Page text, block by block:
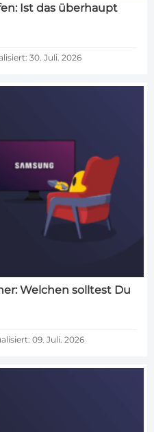
Ist das überhaupt
30. Juli. 2026
Welchen solltest Du
09. Juli. 2026